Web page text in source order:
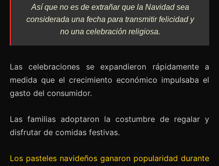
Así que no es de extrañar que la Navidad sea
considerada una fecha para transmitir felicidad y
no una celebración religiosa.
Las celebraciones se expandieron rápidamente a
medida que el crecimiento económico impulsaba el
gasto del consumidor.
Las familias adoptaron la costumbre de regalar y
disfrutar de comidas festivas.
Los pasteles navideños ganaron popularidad durante